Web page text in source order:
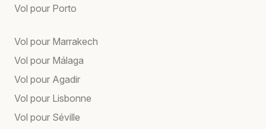
Vol pour Porto
Vol pour Marrakech
Vol pour Málaga
Vol pour Agadir
Vol pour Lisbonne
Vol pour Séville